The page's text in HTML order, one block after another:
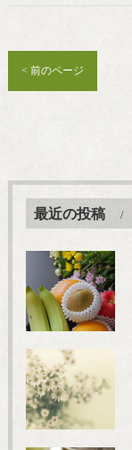
< 前のページ
最近の投稿